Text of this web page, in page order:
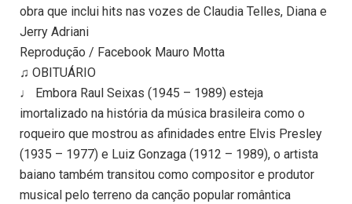
obra que inclui hits nas vozes de Claudia Telles, Diana e
Jerry Adriani
Reprodução / Facebook Mauro Motta
♫ OBITUÁRIO
♩ Embora Raul Seixas (1945 – 1989) esteja
imortalizado na história da música brasileira como o
roqueiro que mostrou as afinidades entre Elvis Presley
(1935 – 1977) e Luiz Gonzaga (1912 – 1989), o artista
baiano também transitou como compositor e produtor
musical pelo terreno da canção popular romântica